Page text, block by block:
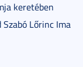
keretében
Lőrinc Ima